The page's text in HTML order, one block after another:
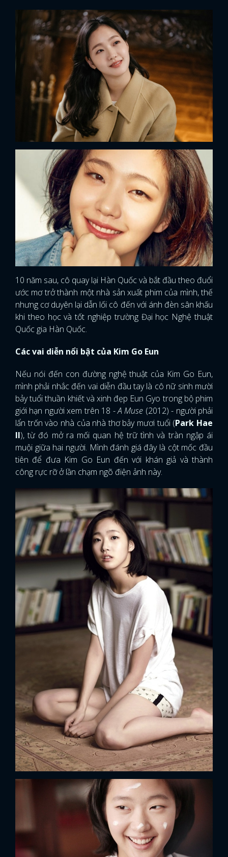
10 năm sau, cô quay lại Hàn Quốc và bắt đầu theo đuổi
ước mơ trở thành một nhà sản xuất phim của mình, thế
nhưng cơ duyên lại dẫn lối cô đến với ánh đèn sân khấu
khi theo học và tốt nghiệp trường Đại học Nghệ thuật
Quốc gia Hàn Quốc.
Các vai diễn nổi bật của Kim Go Eun
Nếu nói đến con đường nghệ thuật của Kim Go Eun,
mình phải nhắc đến vai diễn đầu tay là cô nữ sinh mười
bảy tuổi thuần khiết và xinh đẹp Eun Gyo trong bộ phim
giới hạn người xem trên 18 -A Muse (2012) - người phải
lẩn trốn vào nhà của nhà thơ bảy mươi tuổi (Park Hae
Il), từ đó mở ra mối quan hệ trữ tình và tràn ngập ái
muội giữa hai người. Mình đánh giá đây là cột mốc đầu
tiên để đưa Kim Go Eun đến với khán giả và thành
công rực rỡ ở lần chạm ngõ điện ảnh này.